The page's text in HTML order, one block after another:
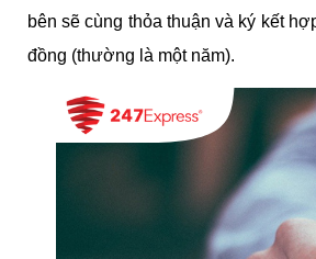
bên sẽ cùng thỏa thuận và ký kết
đồng (thường là một năm).